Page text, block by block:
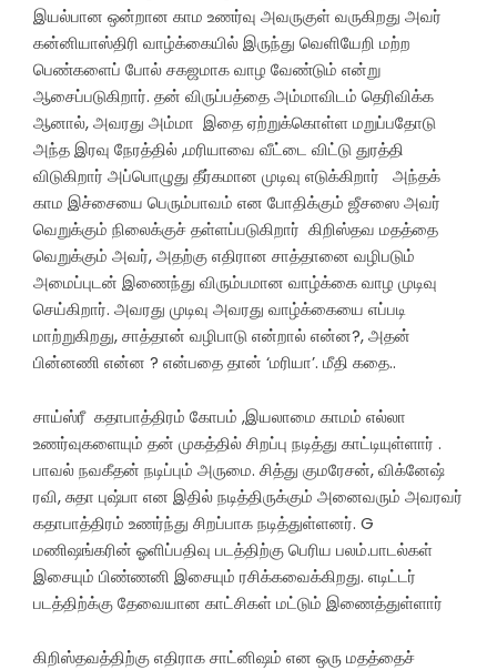
இயல்பான ஒன்றான காம உணர்வு அவருகுள் வருகிறது அவர்
கன்னியாஸ்திரி வாழ்க்கையில் இருந்து வெளியேறி மற்ற
பெண்களைப் போல் சகஜமாக வாழ வேண்டும் என்று
ஆசைப்படுகிறார். தன் விருப்பத்தை அம்மாவிடம் தெரிவிக்க
ஆனால், அவரது அம்மா இதை ஏற்றுக்கொள்ள மறுப்பதோடு
அந்த இரவு நேரத்தில் ,மரியாவை வீட்டை விட்டு துரத்தி
விடுகிறார் அப்பொழுது தீர்கமான முடிவு எடுக்கிறார் அந்தக்
காம இச்சையை பெரும்பாவம் என போதிக்கும் ஜீசஸை அவர்
வெறுக்கும் நிலைக்குச் தள்ளப்படுகிறார் கிறிஸ்தவ மதத்தை
வெறுக்கும் அவர், அதற்கு எதிரான சாத்தானை வழிபடும்
அமைப்புடன் இணைந்து விரும்பமான வாழ்க்கை வாழ முடிவு
செய்கிறார். அவரது முடிவு அவரது வாழ்க்கையை எப்படி
மாற்றுகிறது, சாத்தான் வழிபாடு என்றால் என்ன?, அதன்
பின்னணி என்ன ? என்பதை தான் ‘மரியா’. மீதி கதை..
சாய்ஸ்ரீ கதாபாத்திரம் கோபம் ,இயலாமை காமம் எல்லா
உணர்வுகளையும் தன் முகத்தில் சிறப்பு நடித்து காட்டியுள்ளார் .
பாவல் நவகீதன் நடிப்பும் அருமை. சித்து குமரேசன், விக்னேஷ்
ரவி, சுதா புஷ்பா என இதில் நடித்திருக்கும் அனைவரும் அவரவர்
கதாபாத்திரம் உணர்ந்து சிறப்பாக நடித்துள்ளனர். G
மணிஷங்கரின் ஓளிப்பதிவு படத்திற்கு பெரிய பலம்.பாடல்கள்
இசையும் பிண்ணனி இசையும் ரசிக்கவைக்கிறது. எடிட்டர்
படத்திற்க்கு தேவையான காட்சிகள் மட்டும் இணைத்துள்ளார்
கிறிஸ்தவத்திற்கு எதிராக சாட்னிஷம் என ஒரு மதத்தைச்